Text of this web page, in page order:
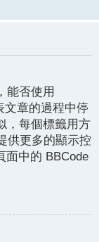
能否使用
文章的過程中停
，每個標籤用方
供更多的顯示控
面中的 BBCode